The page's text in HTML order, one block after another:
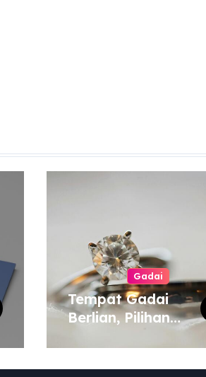
Gadai
Tempat Gadai
Berlian, Pilihan
Kebutuhan Dana
Darurat